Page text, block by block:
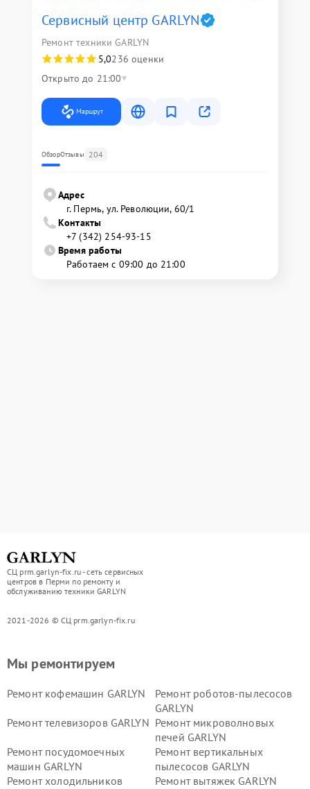
Сервисный центр GARLYN
Ремонт техники GARLYN
5,0236 оценки
Открыто до 21:00
Маршрут
ОбзорОтзывы 204
Адрес
г. Пермь, ул. ​Революции, 60/1
Контакты
+7 (342) 254-93-15
Время работы
Работаем с 09:00 до 21:00
СЦ prm.garlyn-fix.ru - сеть сервисных
центров в Перми по ремонту и
обслуживанию техники GARLYN
2021-2026 © СЦ prm.garlyn-fix.ru
Мы ремонтируем
Ремонт кофемашин GARLYN
Ремонт роботов-пылесосов
GARLYN
Ремонт телевизоров GARLYN Ремонт микроволновых
печей GARLYN
Ремонт посудомоечных
машин GARLYN
Ремонт вертикальных
пылесосов GARLYN
Ремонт холодильников
Ремонт вытяжек GARLYN